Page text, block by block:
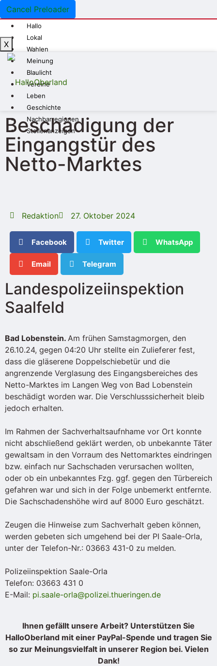
Cancel Preloader
Hallo
Lokal
Wahlen
Meinung
Blaulicht
Vereine
Leben
Geschichte
Nachbarregionen
Stellenanzeigen
X
Beschädigung der
Eingangstür des
Netto-Marktes
Redaktion 27. Oktober 2024
Facebook Twitter WhatsApp
Email Telegram
Landespolizeiinspektion
Saalfeld
Bad Lobenstein. Am frühen Samstagmorgen, den
26.10.24, gegen 04:20 Uhr stellte ein Zulieferer fest,
dass die gläserene Doppelschiebetür und die
angrenzende Verglasung des Eingangsbereiches des
Netto-Marktes im Langen Weg von Bad Lobenstein
beschädigt worden war. Die Verschlusssicherheit bleib
jedoch erhalten.
Im Rahmen der Sachverhaltsaufnhame vor Ort konnte
nicht abschließend geklärt werden, ob unbekannte Täter
gewaltsam in den Vorraum des Nettomarktes eindringen
bzw. einfach nur Sachschaden verursachen wollten,
oder ob ein unbekanntes Fzg. ggf. gegen den Türbereich
gefahren war und sich in der Folge unbemerkt entfernte.
Die Sachschadenshöhe wird auf 8000 Euro geschätzt.
Zeugen die Hinweise zum Sachverhalt geben können,
werden gebeten sich umgehend bei der PI Saale-Orla,
unter der Telefon-Nr.: 03663 431-0 zu melden.
Polizeiinspektion Saale-Orla
Telefon: 03663 431 0
E-Mail: pi.saale-orla@polizei.thueringen.de
Ihnen gefällt unsere Arbeit? Unterstützen Sie
HalloOberland mit einer PayPal-Spende und tragen Sie
so zur Meinungsvielfalt in unserer Region bei. Vielen
Dank!